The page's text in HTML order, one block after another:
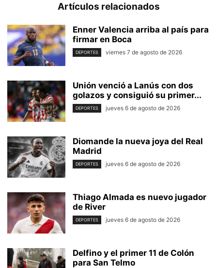
Artículos relacionados
Enner Valencia arriba al país para
firmar en Boca
DEPORTES viernes 7 de agosto de 2026
Unión venció a Lanús con dos
golazos y consiguió su primer...
DEPORTES jueves 6 de agosto de 2026
Diomande la nueva joya del Real
Madrid
DEPORTES jueves 6 de agosto de 2026
Thiago Almada es nuevo jugador
de River
DEPORTES jueves 6 de agosto de 2026
Delfino y el primer 11 de Colón
para San Telmo